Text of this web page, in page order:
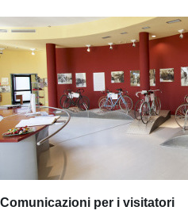
Comunicazioni per i visitatori